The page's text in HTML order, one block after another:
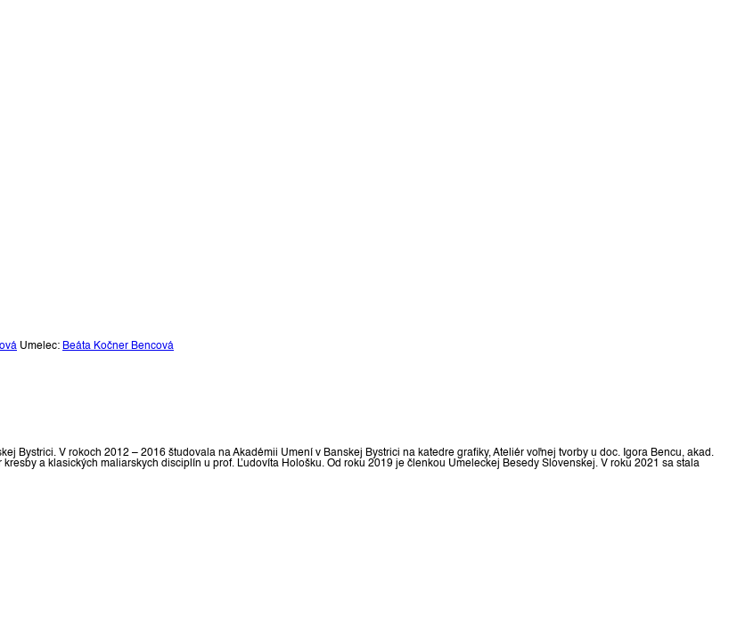
Umelec: Beáta Kočner Bencová
Bystrici. V rokoch 2012 – 2016 študovala na Akadémii Umení v Banskej Bystrici na katedre grafiky, Ateliér voľnej tvorby u doc. Igora Bencu, akad.
a klasických maliarskych disciplín u prof. Ľudovíta Hološku. Od roku 2019 je členkou Umeleckej Besedy Slovenskej. V roku 2021 sa stala